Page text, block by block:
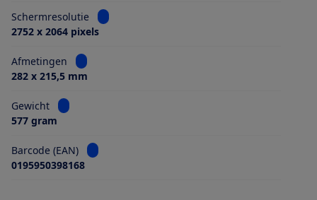
Schermresolutie
Bekijk informatie voor Schermresolutie
2752 x 2064 pixels
Afmetingen
Bekijk informatie voor Afmetingen
282 x 215,5 mm
Gewicht
Bekijk informatie voor Gewicht
577 gram
Barcode (EAN)
Bekijk informatie voor Barcode (EAN)
0195950398168